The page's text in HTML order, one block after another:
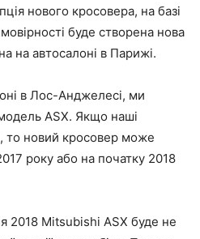
нового кросовера, на базі
буде створена нова
на автосалоні в Парижі.
в Лос-Анджелесі, ми
ASX. Якщо наші
то новий кросовер може
року або на початку 2018
2018 Mitsubishi ASX буде не